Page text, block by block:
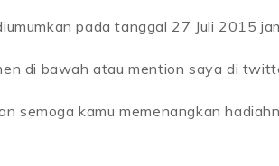
pada tanggal 27 Juli 2015
di bawah atau mention saya di
semoga kamu memenangkan